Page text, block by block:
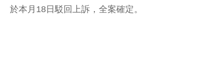
於本月18日駁回上訴，全案確定。